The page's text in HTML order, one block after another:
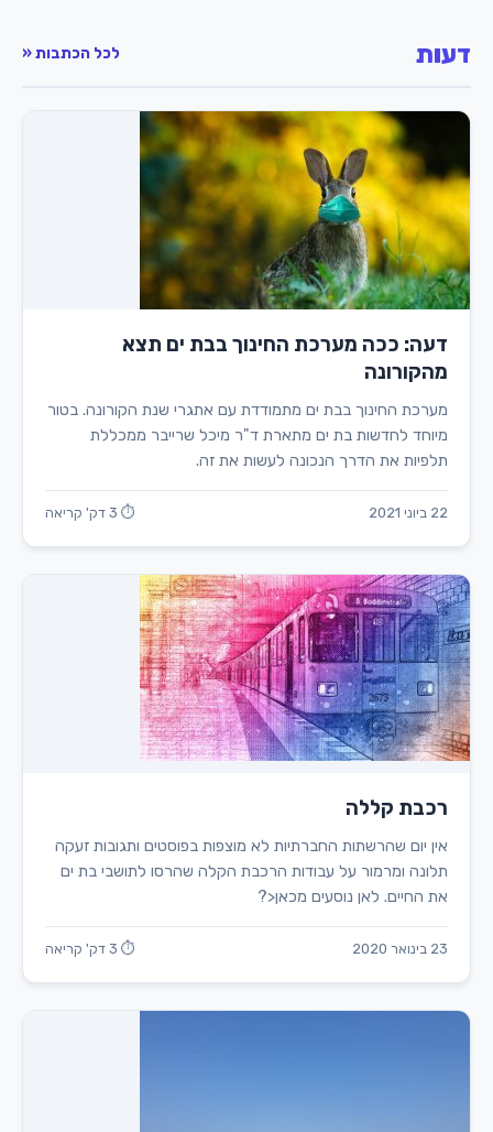
דעות לכל הכתבות «
דעה: ככה מערכת החינוך בבת ים תצא
מהקורונה
מערכת החינוך בבת ים מתמודדת עם אתגרי שנת הקורונה. בטור
מיוחד לחדשות בת ים מתארת ד"ר מיכל שרייבר ממכללת
תלפיות את הדרך הנכונה לעשות את זה.
22 ביוני 2021 ⏱ 3 דק' קריאה
רכבת קללה
אין יום שהרשתות החברתיות לא מוצפות בפוסטים ותגובות זעקה
תלונה ומרמור על עבודות הרכבת הקלה שהרסו לתושבי בת ים
את החיים. לאן נוסעים מכאן<?
23 בינואר 2020 ⏱ 3 דק' קריאה